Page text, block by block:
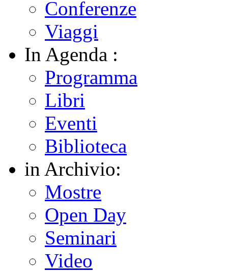
Conferenze
Viaggi
In Agenda :
Programma
Libri
Eventi
Biblioteca
in Archivio:
Mostre
Open Day
Seminari
Video